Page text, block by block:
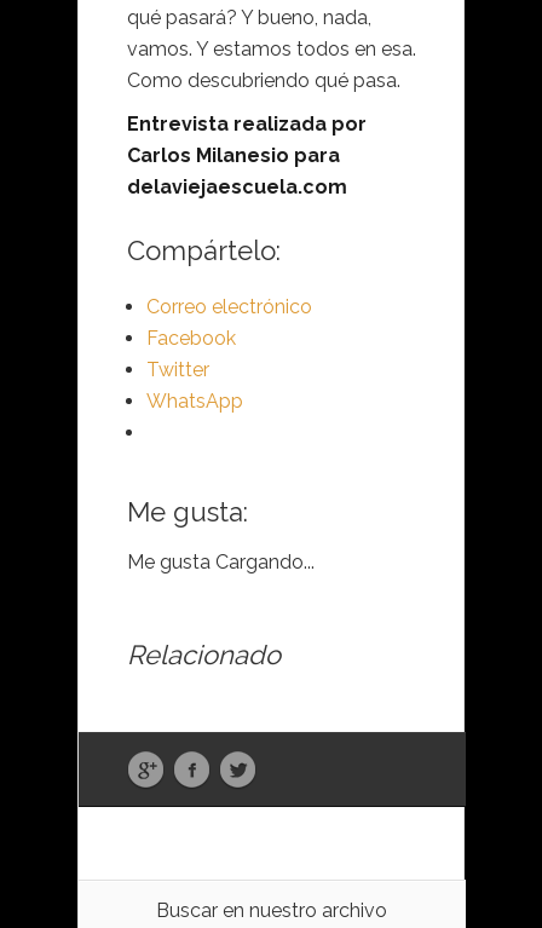
qué pasará? Y bueno, nada,
vamos. Y estamos todos en esa.
Como descubriendo qué pasa.
Entrevista realizada por
Carlos Milanesio para
delaviejaescuela.com
Compártelo:
Correo electrónico
Facebook
Twitter
WhatsApp
Me gusta:
Me gusta Cargando...
Relacionado
Buscar en nuestro archivo